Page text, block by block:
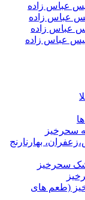
عباس زاده
عباس زاده
عباس زاده
عباس زاده
سحرخیز
بهارنارنج
سحرخیز
(طعم های